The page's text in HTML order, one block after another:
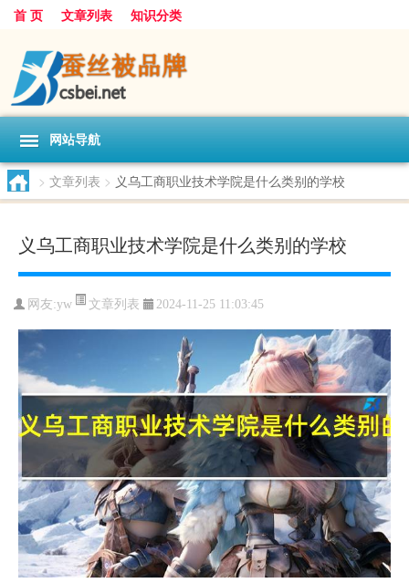
首 页 文章列表 知识分类
网站导航
> 文章列表 > 义乌工商职业技术学院是什么类别的学校
义乌工商职业技术学院是什么类别的学校
网友:yw 文章列表 2024-11-25 11:03:45